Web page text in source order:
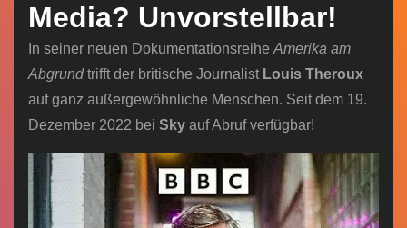
Media? Unvorstellbar!
In seiner neuen Dokumentationsreihe Amerika am
Abgrundtrifft der britische Journalist Louis Theroux
auf ganz außergewöhnliche Menschen. Seit dem 19.
Dezember 2022 bei Sky auf Abruf verfügbar!